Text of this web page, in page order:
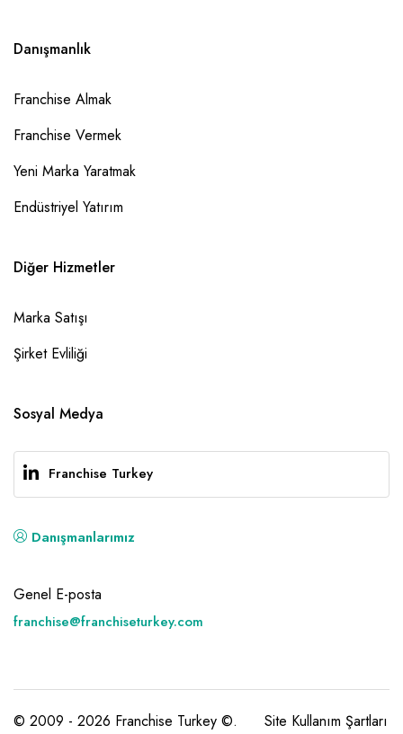
Danışmanlık
Franchise Almak
Franchise Vermek
Yeni Marka Yaratmak
Endüstriyel Yatırım
Diğer Hizmetler
Marka Satışı
Şirket Evliliği
Sosyal Medya
Franchise Turkey
Danışmanlarımız
Genel E-posta
franchise@franchiseturkey.com
© 2009 - 2026 Franchise Turkey ©. Site Kullanım Şartları